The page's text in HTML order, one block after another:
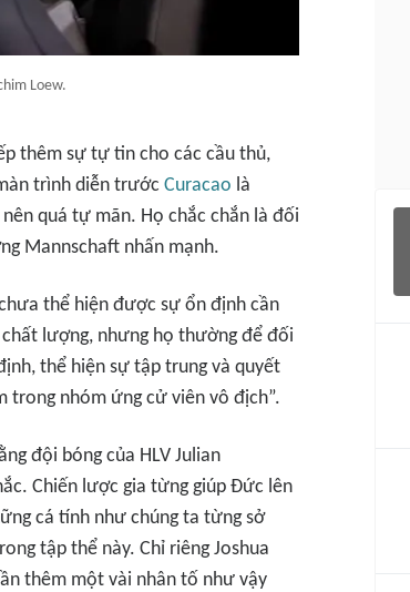
Loew.
thêm sự tự tin cho các cầu thủ,
trình diễn trước Curacao là
quá tự mãn. Họ chắc chắn là đối
Mannschaft nhấn mạnh.
thể hiện được sự ổn định cần
lượng, nhưng họ thường để đối
thể hiện sự tập trung và quyết
nhóm ứng cử viên vô địch”.
đội bóng của HLV Julian
Chiến lược gia từng giúp Đức lên
cá tính như chúng ta từng sở
tập thể này. Chỉ riêng Joshua
thêm một vài nhân tố như vậy